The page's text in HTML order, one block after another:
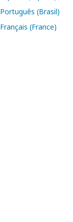
Português (Brasil)
Français (France)